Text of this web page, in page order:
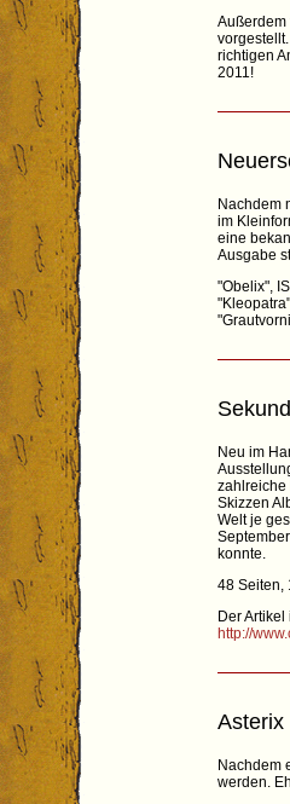
Außerdem
richtigen
2011!
Nachdem
im
eine
Ausgabe
"Obelix",
Neu im
zahlreiche
Skizzen
Welt je
konnte.
48 Seiten,
Der
http://
Asterix
Nachdem
werden.